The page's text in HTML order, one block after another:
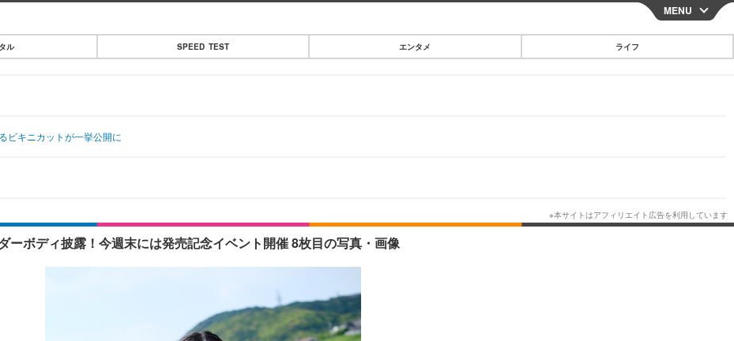
CLOSE
グルメ
MENU
ル SPEED TEST エンタメ ライフ
ビキニカットが一挙公開に
ボディ披露！今週末には発売記念イベント開催 8枚目の写真・画像